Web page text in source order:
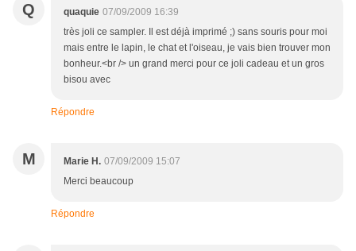
Q quaquie 07/09/2009 16:39
très joli ce sampler. Il est déjà imprimé ;) sans souris pour moi
mais entre le lapin, le chat et l'oiseau, je vais bien trouver mon
bonheur.<br /> un grand merci pour ce joli cadeau et un gros
bisou avec
Répondre
M Marie H. 07/09/2009 15:07
Merci beaucoup
Répondre